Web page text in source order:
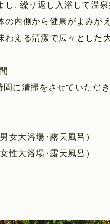
し 、繰り返し入浴して温
の内側から健康がよみが
わえる清潔で広々とした
に清掃をさせていただ
男女大浴場・露天風呂 ）
女性大浴場・露天風呂 ）